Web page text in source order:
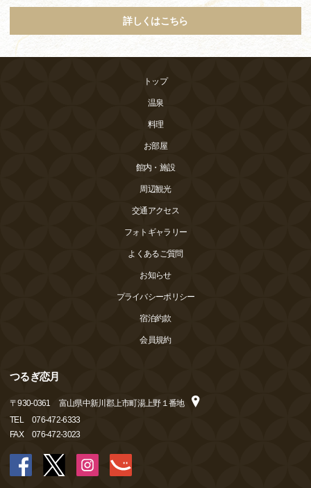
詳しくはこちら
トップ
温泉
料理
お部屋
館内・施設
周辺観光
交通アクセス
フォトギャラリー
よくあるご質問
お知らせ
プライバシーポリシー
宿泊約款
会員規約
つるぎ恋月
〒930-0361
富山県中新川郡上市町湯上野１番地
TEL
076-472-6333
FAX
076-472-3023